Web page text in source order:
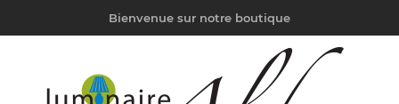
Bienvenue sur notre boutique